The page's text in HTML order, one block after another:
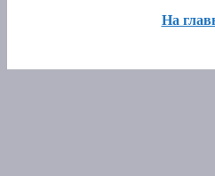
На